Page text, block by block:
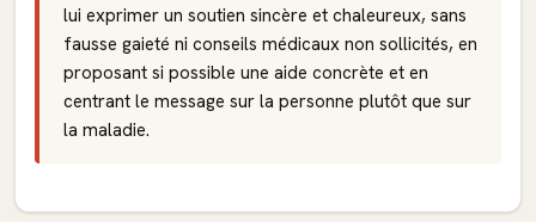
lui exprimer un soutien sincère et chaleureux, sans
fausse gaieté ni conseils médicaux non sollicités, en
proposant si possible une aide concrète et en
centrant le message sur la personne plutôt que sur
la maladie.